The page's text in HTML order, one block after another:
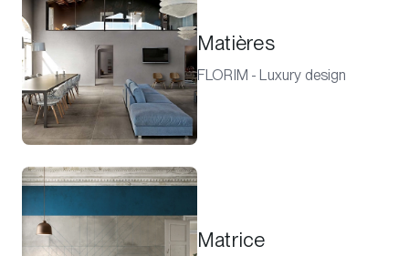
Matières
FLORIM - Luxury design
Matrice